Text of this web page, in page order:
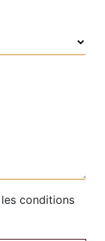
conditions